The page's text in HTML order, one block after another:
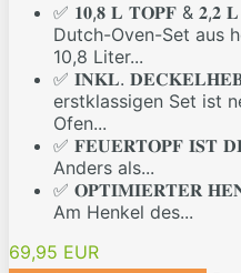
✅ 𝟏𝟎,𝟖 𝐋 𝐓𝐎𝐏𝐅 & 𝟐,𝟐
Dutch-Oven-Set aus
10,8 Liter...
✅ 𝐈𝐍𝐊𝐋.
erstklassigen Set ist
Ofen...
✅ 𝐅𝐄𝐔𝐄𝐑𝐓𝐎𝐏𝐅 𝐈𝐒𝐓
Anders als...
✅ 𝐎𝐏𝐓𝐈𝐌𝐈𝐄𝐑𝐓𝐄𝐑
Am Henkel des...
69,95 EUR